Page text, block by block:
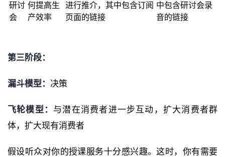
研讨
会
何提高生
产效率
进行推介，其中包含订阅
页面的链接
中包含研讨会录
音的链接
第三阶段：
漏斗模型： 决策
飞轮模型： 与潜在消费者进一步互动，扩大消费者群
体，扩大现有消费者
假设听众对你的授课服务十分感兴趣。这时，你有需要